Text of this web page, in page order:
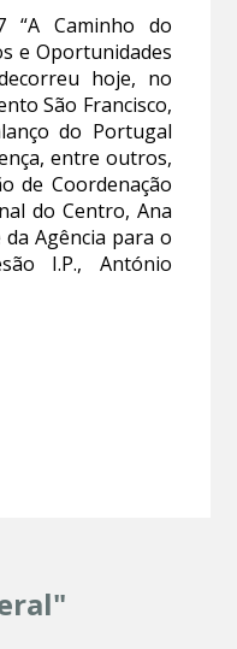
“A Caminho do
e Oportunidades
hoje, no
São Francisco,
do Portugal
entre outros,
de Coordenação
do Centro, Ana
Agência para o
I.P., António